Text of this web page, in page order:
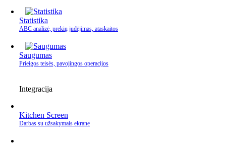
Statistika
ABC analizė, prekių judėjimas, ataskaitos
Saugumas
Prieigos teisės, pavojingos operacijos
Integracija
Kitchen Screen
Darbas su užsakymais ekrane